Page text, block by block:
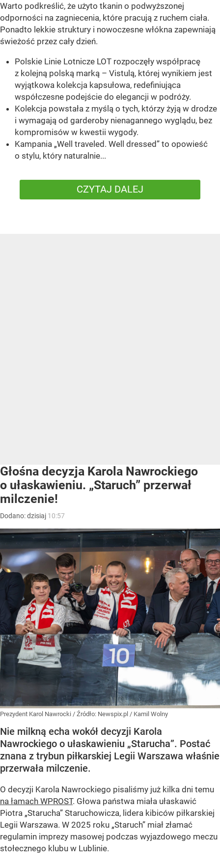
Warto podkreślić, że użyto tkanin o podwyższonej
odporności na zagniecenia, które pracują z ruchem ciała.
Ponadto lekkie struktury i nowoczesne włókna zapewniają
świeżość przez cały dzień.
Polskie Linie Lotnicze LOT rozpoczęły współpracę
z kolejną polską marką – Vistulą, której wynikiem jest
wyjątkowa kolekcja kapsułowa, redefiniująca
współczesne podejście do elegancji w podróży.
Kolekcja powstała z myślą o tych, którzy żyją w drodze
i wymagają od garderoby nienagannego wyglądu, bez
kompromisów w kwestii wygody.
Kampania „Well traveled. Well dressed” to opowieść
o stylu, który naturalnie...
CZYTAJ DALEJ
Głośna decyzja Karola Nawrockiego
o ułaskawieniu. „Staruch” przerwał
milczenie!
Dodano:dzisiaj 10:57
Prezydent Karol Nawrocki / Źródło: Newspix.pl / Kamil Wolny
Nie milkną echa wokół decyzji Karola
Nawrockiego o ułaskawieniu „Starucha”. Postać
znana z trybun piłkarskiej Legii Warszawa właśnie
przerwała milczenie.
O decyzji Karola Nawrockiego pisaliśmy już kilka dni temu
na łamach WPROST. Głowa państwa miała ułaskawić
Piotra „Starucha” Staruchowicza, lidera kibiców piłkarskiej
Legii Warszawa. W 2025 roku „Staruch” miał złamać
regulamin imprezy masowej podczas wyjazdowego meczu
stołecznego klubu w Lublinie.